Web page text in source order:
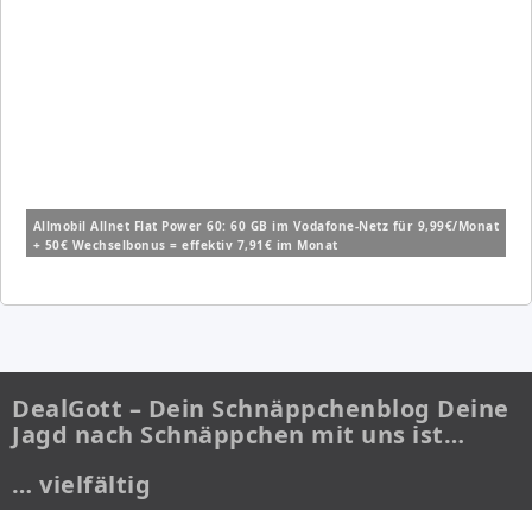
Allmobil Allnet Flat Power 60: 60 GB im Vodafone-Netz für 9,99€/Monat
+ 50€ Wechselbonus = effektiv 7,91€ im Monat
DealGott – Dein Schnäppchenblog Deine
Jagd nach Schnäppchen mit uns ist…
… vielfältig